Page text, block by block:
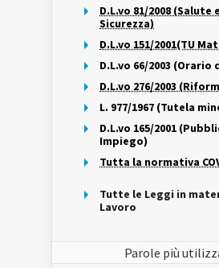
D.L.vo 81/2008 (Salute e
Sicurezza)
D.L.vo 151/2001(TU
D.L.vo 66/2003 (Orario
D.L.vo 276/2003
L. 977/1967 (Tutela
D.L.vo 165/2001
Impiego)
Tutta la normativa
Tutte le Leggi in
Lavoro
Parole più